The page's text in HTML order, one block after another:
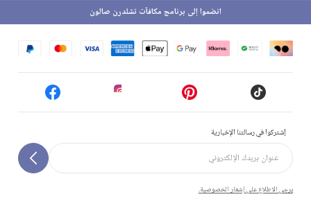
إشتركوا في رسالتنا الإخبارية
يرجى الاطلاع على إشعار الخصوصية.
انضموا إلى برنامج مكافآت تشلدرن صالون